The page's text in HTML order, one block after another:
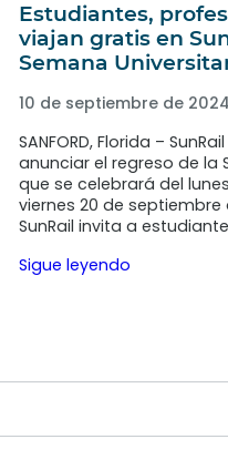
Estudiantes,
viajan gratis en
Semana
10 de septiembre de 2024
SANFORD, Florida –
anunciar el regreso de la
que se celebrará del
viernes 20 de septiembre
SunRail invita a
Sigue leyendo